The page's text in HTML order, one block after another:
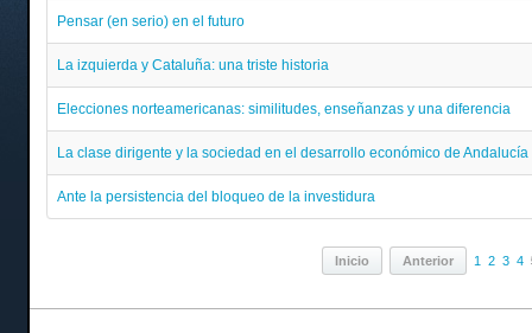
Pensar (en serio) en el futuro
La izquierda y Cataluña: una triste historia
Elecciones norteamericanas: similitudes, enseñanzas y una diferencia
La clase dirigente y la sociedad en el desarrollo económico de Andalucía
Ante la persistencia del bloqueo de la investidura
Inicio Anterior 1 2 3 4